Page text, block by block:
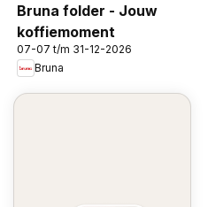
Bruna folder - Jouw
koffiemoment
07-07 t/m 31-12-2026
Bruna